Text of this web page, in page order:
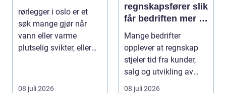
rørlegger i oslo er et
søk mange gjør når
vann eller varme
plutselig svikter, eller
08 juli 2026
regnskapsfører slik
får bedriften mer ut
av regnskapet
Mange bedrifter
opplever at regnskap
stjeler tid fra kunder,
salg og utvikling av
virksomheten. Samt...
08 juli 2026